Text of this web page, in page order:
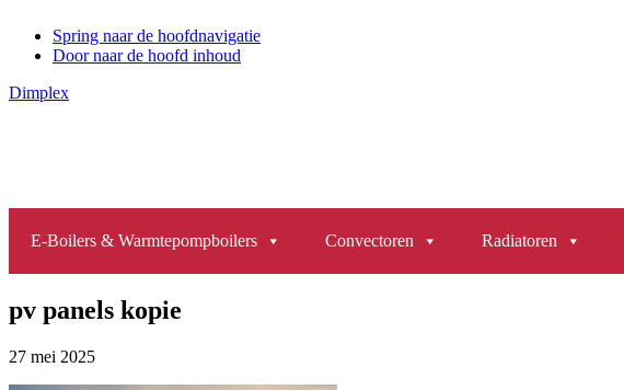
Spring naar de hoofdnavigatie
Door naar de hoofd inhoud
Dimplex
E-Boilers & Warmtepompboilers Convectoren Radiatoren
pv panels kopie
27 mei 2025